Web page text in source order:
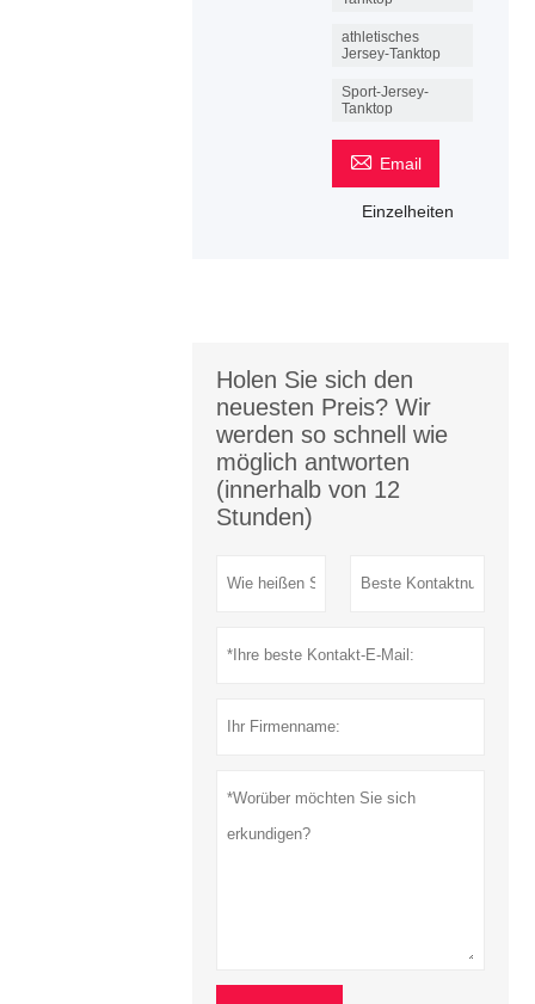
athletisches
Jersey-Tanktop
Sport-Jersey-
Tanktop
 Email
Einzelheiten
Holen Sie sich den
neuesten Preis? Wir
werden so schnell wie
möglich antworten
(innerhalb von 12
Stunden)